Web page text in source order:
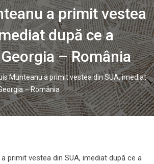
a primit vestea
după ce a
– România
Munteanu a primit vestea din SUA, imediat
– România